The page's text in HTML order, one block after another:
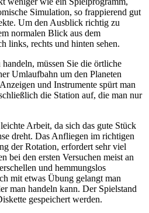
Simulation, so frappierend gut
Um den Ausblick richtig zu
normalen Blick aus dem
links, rechts und hinten sehen.
müssen Sie die örtliche
Umlaufbahn um den Planeten
und Instrumente spürt man
die Station auf, die man nur
Arbeit, da sich das gute Stück
dreht. Das Anfliegen im richtigen
der Rotation, erfordert sehr viel
bei den ersten Versuchen meist an
und hemmungslos
mit etwas Übung gelangt man
man handeln kann. Der Spielstand
gespeichert werden.